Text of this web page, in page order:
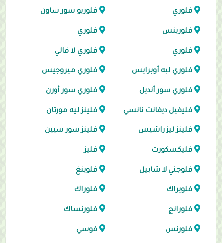
فلوري فلوريو سور ساون
فلورينس فلوري
فلوري فلوري لا فالي
فلوري ليه أوبرايس فلوري ميروجيس
فلوري سور أنديل فلوري سور أورن
فليفيل ديفانت نانسي فلينز ليه مورتان
فلينز ليز راشيس فلينز سور سيين
فليكسكورت فليز
فلوجني لا شابيل فلوينغ
فلويراك فلوراك
فلورانج فلورنساك
فلورنس فوسي